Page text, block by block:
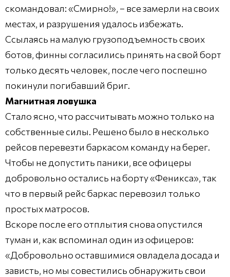
скомандовал: «Смирно!», – все замерли на своих
местах, и разрушения удалось избежать.
Ссылаясь на малую грузоподъемность своих
ботов, финны согласились принять на свой борт
только десять человек, после чего поспешно
покинули погибавший бриг.
Магнитная ловушка
Стало ясно, что рассчитывать можно только на
собственные силы. Решено было в несколько
рейсов перевезти баркасом команду на берег.
Чтобы не допустить паники, все офицеры
добровольно остались на борту «Феникса», так
что в первый рейс баркас перевозил только
простых матросов.
Вскоре после его отплытия снова опустился
туман и, как вспоминал один из офицеров:
«Добровольно оставшимися овладела досада и
зависть, но мы совестились обнаружить свои